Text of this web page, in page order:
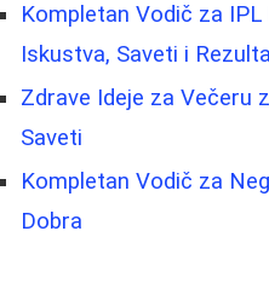
Kompletan Vodič za IPL
Iskustva, Saveti i
Zdrave Ideje za Večeru
Saveti
Kompletan Vodič za
Dobra